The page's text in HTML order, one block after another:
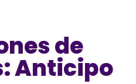
de
Anticipo